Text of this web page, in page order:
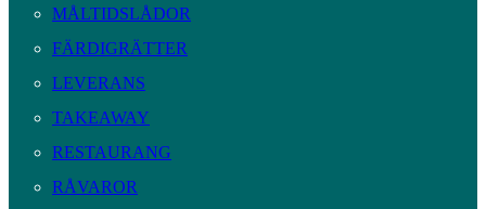
MÅLTIDSLÅDOR
FÄRDIGRÄTTER
LEVERANS
TAKEAWAY
RESTAURANG
RÅVAROR